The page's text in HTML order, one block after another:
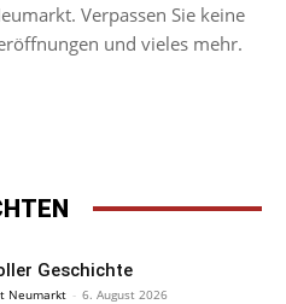
Verpassen Sie keine
und vieles mehr.
Geschichte
Neumarkt - 6. August 2026